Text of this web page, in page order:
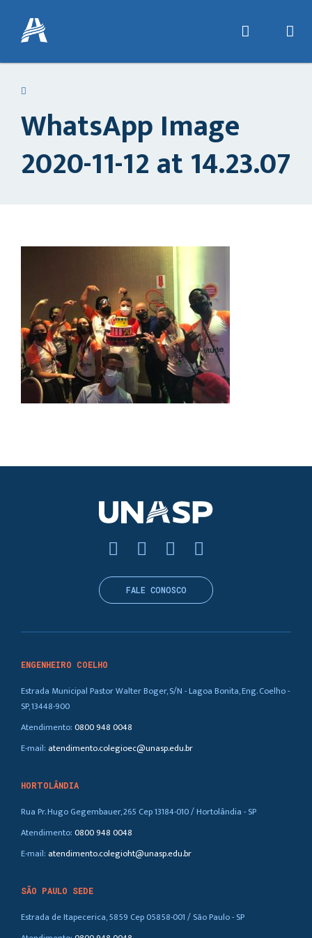
WhatsApp Image
2020-11-12 at 14.23.07
ENGENHEIRO COELHO
Estrada Municipal Pastor Walter Boger, S/N - Lagoa Bonita, Eng. Coelho -
SP, 13448-900
Atendimento:0800 948 0048
E-mail: atendimento.colegioec@unasp.edu.br
HORTOLÂNDIA
Rua Pr. Hugo Gegembauer, 265 Cep 13184-010 / Hortolândia - SP
Atendimento:0800 948 0048
E-mail: atendimento.colegioht@unasp.edu.br
SÃO PAULO SEDE
Estrada de Itapecerica, 5859 Cep 05858-001 / São Paulo - SP
FALE CONOSCO